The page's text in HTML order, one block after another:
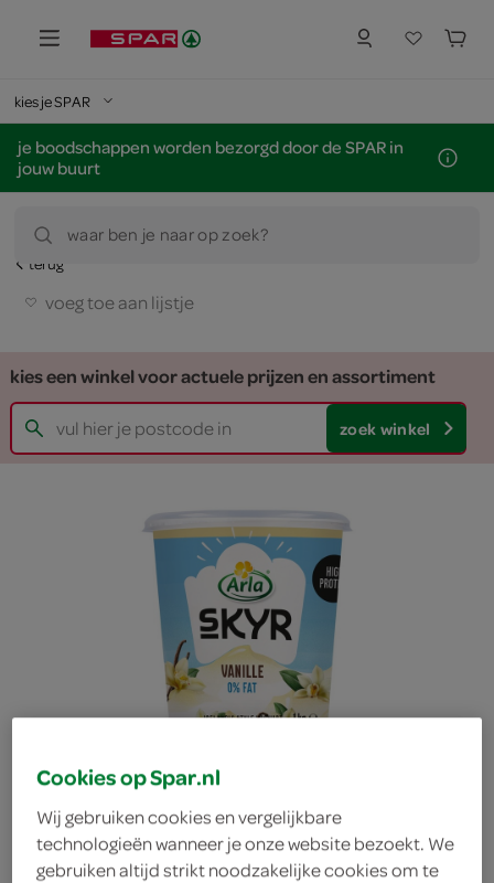
kies je SPAR
je boodschappen worden bezorgd door de SPAR in
jouw buurt
waar ben je naar op zoek?
terug
voeg toe aan lijstje
kies een winkel voor actuele prijzen en assortiment
zoek winkel
Cookies op Spar.nl
Wij gebruiken cookies en vergelijkbare
technologieën wanneer je onze website bezoekt. We
gebruiken altijd strikt noodzakelijke cookies om te